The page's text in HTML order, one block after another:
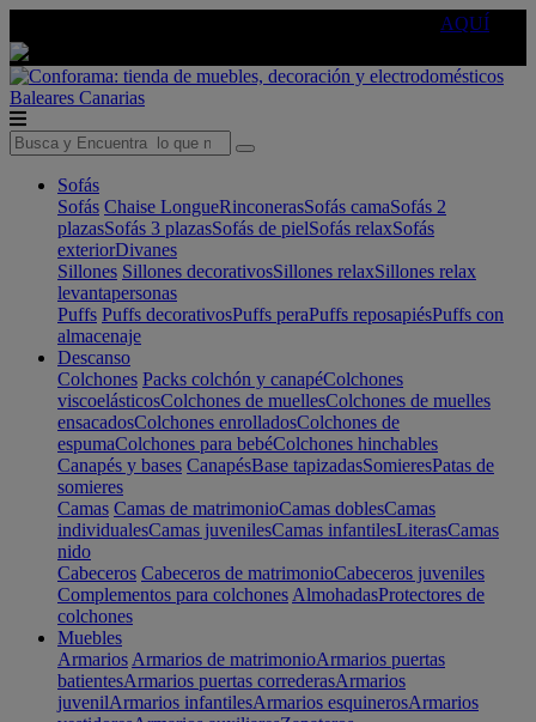
AQUÍ
Baleares Canarias
Sofás
Sofás Chaise LongueRinconerasSofás camaSofás 2
plazasSofás 3 plazasSofás de pielSofás relaxSofás
exteriorDivanes
Sillones Sillones decorativosSillones relaxSillones relax
levantapersonas
Puffs Puffs decorativosPuffs peraPuffs reposapiésPuffs con
almacenaje
Descanso
Colchones Packs colchón y canapéColchones
viscoelásticosColchones de muellesColchones de muelles
ensacadosColchones enrolladosColchones de
espumaColchones para bebéColchones hinchables
Canapés y bases CanapésBase tapizadasSomieresPatas de
somieres
Camas Camas de matrimonioCamas doblesCamas
individualesCamas juvenilesCamas infantilesLiterasCamas
nido
Cabeceros Cabeceros de matrimonioCabeceros juveniles
Complementos para colchones AlmohadasProtectores de
colchones
Muebles
Armarios Armarios de matrimonioArmarios puertas
batientesArmarios puertas correderasArmarios
juvenilArmarios infantilesArmarios esquinerosArmarios